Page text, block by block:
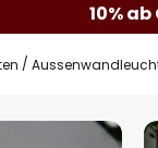
10% ab